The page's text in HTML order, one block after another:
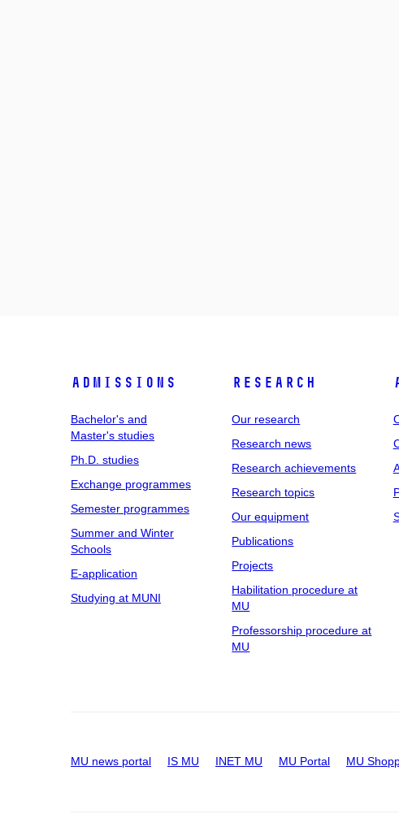
Admissions
Bachelor's and
Master's studies
Ph.D. studies
Exchange programmes
Semester programmes
Summer and Winter
Schools
E-application
Studying at MUNI
Research
Our research
Research news
Research achievements
Research topics
Our equipment
Publications
Projects
Habilitation procedure at
MU
Professorship procedure at
MU
MU news portal IS MU INET MU MU Portal MU